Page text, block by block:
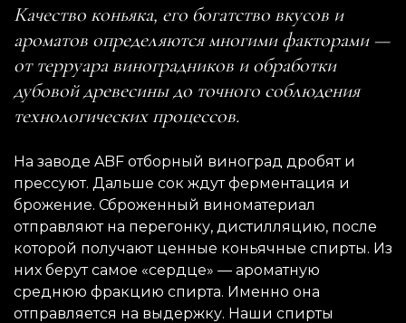
Качество коньяка, его богатство вкусов и
ароматов определяются многими факторами —
от терруара виноградников и обработки
дубовой древесины до точного соблюдения
технологических процессов.
На заводе ABF отборный виноград дробят и
прессуют. Дальше сок ждут ферментация и
брожение. Сброженный виноматериал
отправляют на перегонку, дистилляцию, после
которой получают ценные коньячные спирты. Из
них берут самое «сердце» — ароматную
среднюю фракцию спирта. Именно она
отправляется на выдержку. Наши спирты